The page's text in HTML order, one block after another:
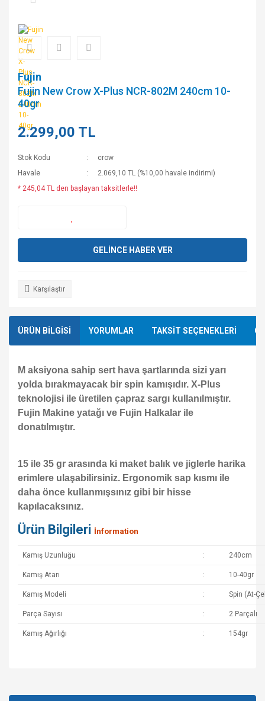
Fujin
Fujin New Crow X-Plus NCR-802M 240cm 10-
40gr
2.299,00 TL
Stok Kodu
crow
Havale
2.069,10 TL (%10,00 havale indirimi)
* 245,04 TL den başlayan taksitlerle!!
GELİNCE HABER VER
Karşılaştır
ÜRÜN BİLGİSİ YORUMLAR TAKSİT SEÇENEKLERİ
M aksiyona sahip sert hava şartlarında sizi yarı
yolda bırakmayacak bir spin kamışıdır. X-Plus
teknolojisi ile üretilen çapraz sargı kullanılmıştır.
Fujin Makine yatağı ve Fujin Halkalar ile
donatılmıştır.
15 ile 35 gr arasında ki maket balık ve jiglerle harika
erimlere ulaşabilirsiniz. Ergonomik sap kısmı ile
daha önce kullanmışsınız gibi bir hisse
kapılacaksınız.
Ürün Bilgileri İnformation
Kamış Uzunluğu : 240cm
Kamış Atarı : 10-40gr
Kamış Modeli : Spin (At-
Parça Sayısı : 2 Parçalı
Kamış Ağırlığı : 154gr
kullanarak tarafımıza iletebilirsiniz.